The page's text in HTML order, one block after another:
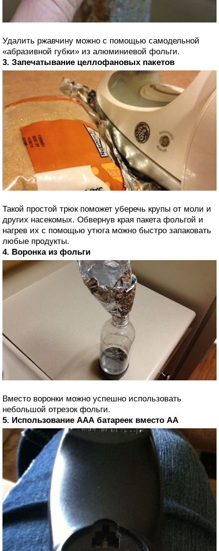
Удалить ржавчину можно с помощью самодельной
«абразивной губки» из алюминиевой фольги.
3. Запечатывание целлофановых пакетов
Такой простой трюк поможет уберечь крупы от моли и
других насекомых. Обвернув края пакета фольгой и
нагрев их с помощью утюга можно быстро запаковать
любые продукты.
4. Воронка из фольги
Вместо воронки можно успешно использовать
небольшой отрезок фольги.
5. Использование ААА батареек вместо АА